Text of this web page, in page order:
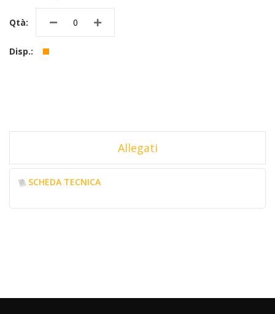
Allegati
SCHEDA TECNICA